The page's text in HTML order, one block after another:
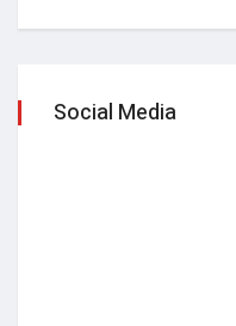
Social Media